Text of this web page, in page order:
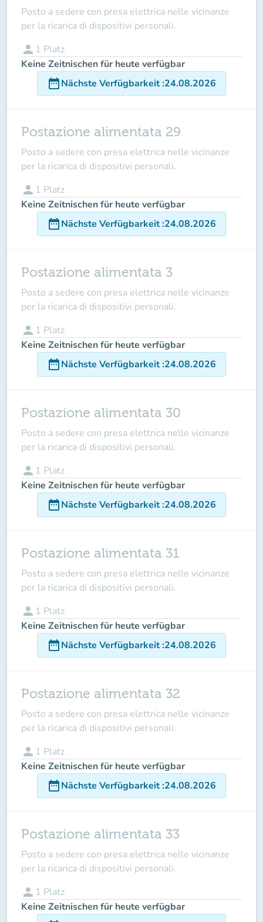
Posto a sedere con presa elettrica nelle vicinanze
per la ricarica di dispositivi personali.
person 1 Platz
Keine Zeitnischen für heute verfügbar
date_rangeNächste Verfügbarkeit:24.08.2026
Postazione alimentata 29
Posto a sedere con presa elettrica nelle vicinanze
per la ricarica di dispositivi personali.
person 1 Platz
Keine Zeitnischen für heute verfügbar
date_rangeNächste Verfügbarkeit:24.08.2026
Postazione alimentata 3
Posto a sedere con presa elettrica nelle vicinanze
per la ricarica di dispositivi personali.
person 1 Platz
Keine Zeitnischen für heute verfügbar
date_rangeNächste Verfügbarkeit:24.08.2026
Postazione alimentata 30
Posto a sedere con presa elettrica nelle vicinanze
per la ricarica di dispositivi personali.
person 1 Platz
Keine Zeitnischen für heute verfügbar
date_rangeNächste Verfügbarkeit:24.08.2026
Postazione alimentata 31
Posto a sedere con presa elettrica nelle vicinanze
per la ricarica di dispositivi personali.
person 1 Platz
Keine Zeitnischen für heute verfügbar
date_rangeNächste Verfügbarkeit:24.08.2026
Postazione alimentata 32
Posto a sedere con presa elettrica nelle vicinanze
per la ricarica di dispositivi personali.
person 1 Platz
Keine Zeitnischen für heute verfügbar
date_rangeNächste Verfügbarkeit:24.08.2026
Postazione alimentata 33
Posto a sedere con presa elettrica nelle vicinanze
per la ricarica di dispositivi personali.
person 1 Platz
Keine Zeitnischen für heute verfügbar